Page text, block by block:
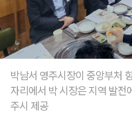
박남서 영주시장이 중앙부처
자리에서 박 시장은 지역 발전
주시 제공